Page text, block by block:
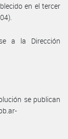
en el tercer
a la Dirección
se publican